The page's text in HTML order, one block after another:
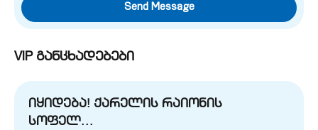
Send Message
VIP განცხადებები
იყიდება! ქარელის რაიონის
სოფელ…